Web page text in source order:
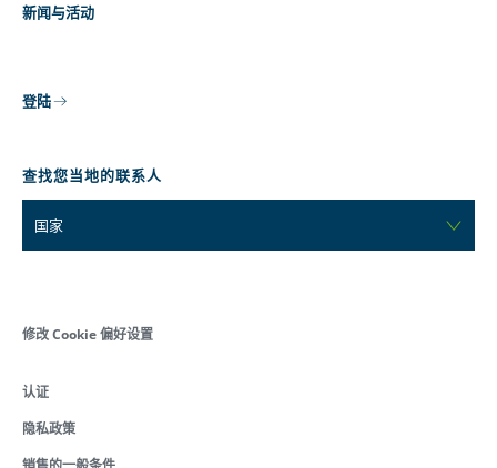
新闻与活动
登陆
查找您当地的联系人
国家
修改 Cookie 偏好设置
认证
隐私政策